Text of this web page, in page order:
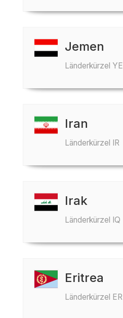
Jemen
Länderkürzel YE
Iran
Länderkürzel IR
Irak
Länderkürzel IQ
Eritrea
Länderkürzel ER